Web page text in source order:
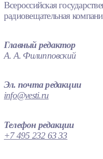
Всероссийская
радиовещательная
Главный редактор
А. А. Филипповский
Эл. почта редакции
info@vesti.ru
Телефон редакции
+7 495 232 63 33